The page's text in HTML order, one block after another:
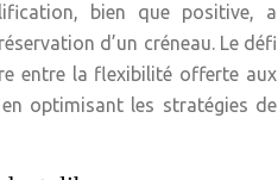
bien que positive, a
d’un créneau. Le défi
entre la flexibilité offerte aux
optimisant les stratégies de